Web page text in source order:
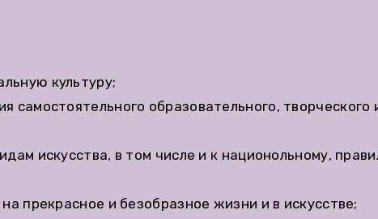
культуру;
образовательного, творческого
искусства, в том числе и к национольному,
прекрасное и безобразное жизни и в искусстве;